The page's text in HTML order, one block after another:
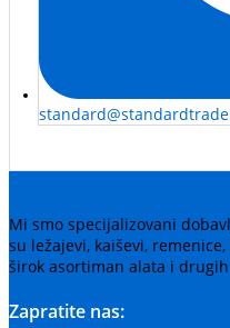
Mi smo specijalizovani
su ležajevi, kaiševi,
širok asortiman alata i
Zapratite nas: